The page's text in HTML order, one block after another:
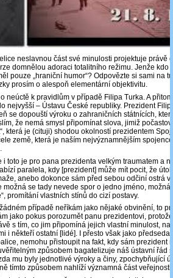
neslavnou část své minulosti projektuje právě
domnělou adoraci totalitního režimu. Jenže kdo
pouze „hraniční humor“? Odpovězte si sami na
prosím o alespoň elementární objektivitu.
neúctě k pravidlům v případě Filipa Turka. A
nejvyšší ‒ Ústavu České republiky. Prezident
se dopouští výroku o zahraničních státnících,
že nemá smysl připomínat slova, jimiž
která je (cituji) shodou okolností prezidentem
země, která je naším nejvýznamnějším
i toto je pro pana prezidenta velkým traumatem a
paralela, kdy [prezident] může mít pocit, že
anebo dokonce sám před sebou odčiní ostrá
možná se tady nevede spor o jedno jméno, možná
promítání vlastních stínů do cizí postavy.
případě neříkám jako nějaké obvinění, to
jako pokus porozumět panu prezidentovi,
s tím, co jim připomíná jejich vlastní minulost, na
i někteří ostatní [lidé]. I přesto však jako předseda
nemohu přistoupit na fakt, kdy sám prezident
způsobem bagatelizuje náš ústavní řád
mu byly jednotlivé výroky a činy, zpochybňující
tímto způsobem nahlíží významná část